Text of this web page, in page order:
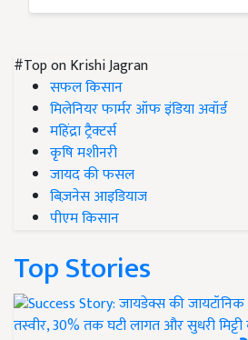
#Top on Krishi Jagran
सफल किसान
मिलेनियर फार्मर ऑफ इंडिया अवॉर्ड
महिंद्रा ट्रैक्टर्स
कृषि मशीनरी
जायद की फसल
बिज़नेस आइडियाज
पीएम किसान
Top Stories